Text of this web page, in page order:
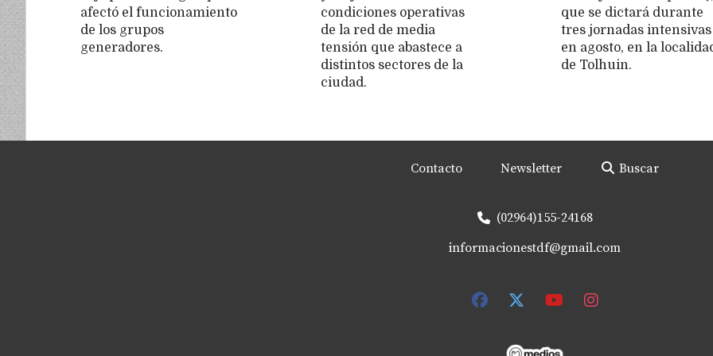
afectó el funcionamiento
de los grupos
generadores.
condiciones operativas
de la red de media
tensión que abastece a
distintos sectores de la
ciudad.
que se dictará durante
tres jornadas intensivas
en agosto, en la
de Tolhuin.
Contacto Newsletter Buscar
(02964)155-24168
informacionestdf@gmail.com